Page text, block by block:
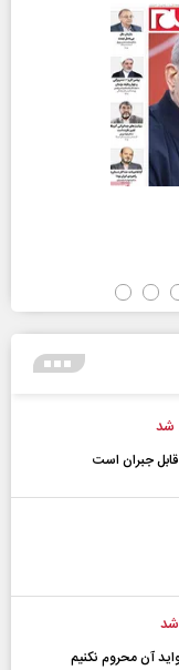
شد
جبران است
آن محروم نکنیم